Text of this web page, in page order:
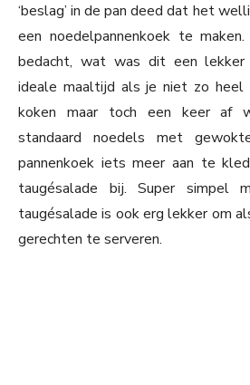
‘beslag’ in de pan deed dat het
een noedelpannenkoek te
bedacht, wat was dit een
ideale maaltijd als je niet zo
koken maar toch een keer af
standaard noedels met
pannenkoek iets meer aan te
taugésalade bij. Super simpel
taugésalade is ook erg lekker om
gerechten te serveren.